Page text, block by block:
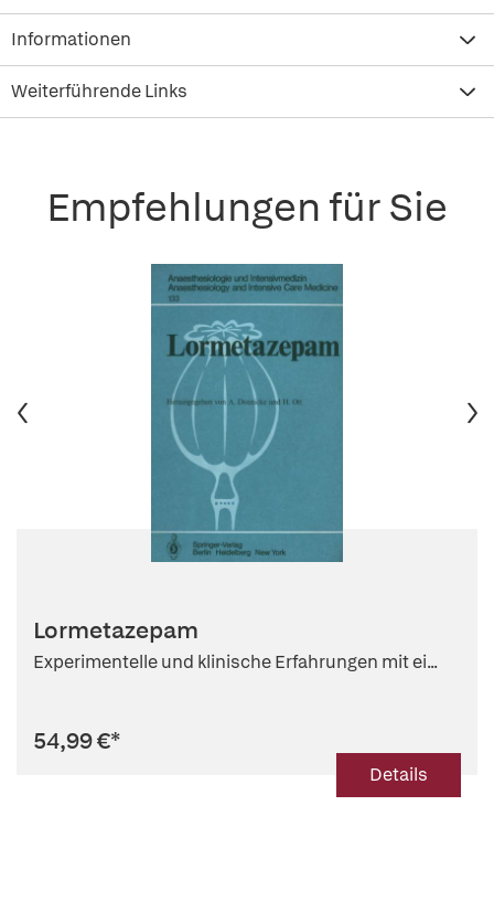
Informationen
Weiterführende Links
Empfehlungen für Sie
Lormetazepam
Experimentelle und klinische Erfahrungen mit ei...
54,99 €*
Details